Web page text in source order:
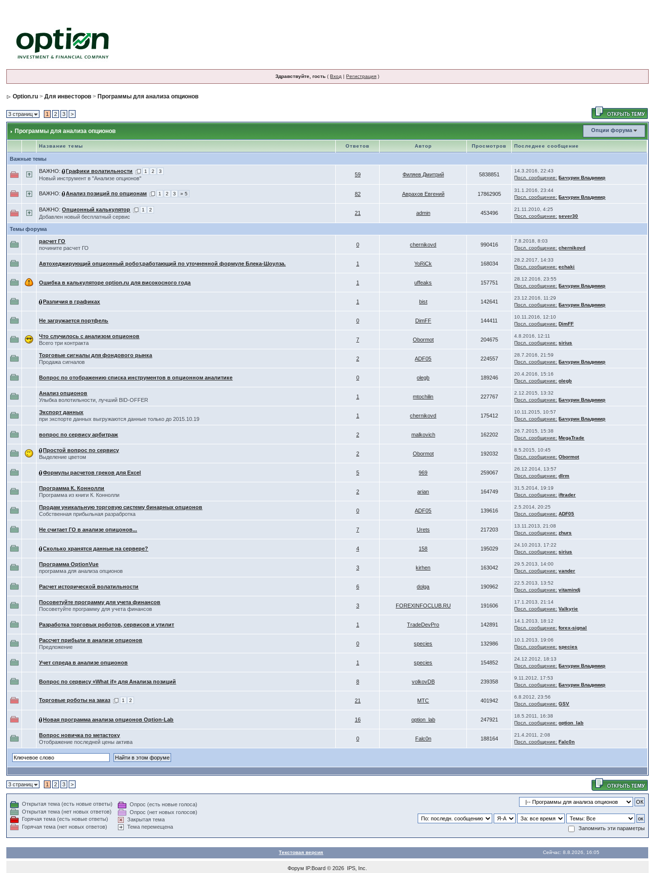
Здравствуйте, гость (Вход |Регистрация )
Option.ru >Для инвесторов > Программы для анализа опционов
3 страниц 1 2 3 >
Программы для анализа опционов Опции форума
Название темы Ответов Автор Просмотров Последнее сообщение
Важные темы
ВАЖНО: Графики волатильности 1 2 3
Новый инструмент в "Анализе опционов"
59 Филяев Дмитрий 5838851
14.3.2016, 22:43
Посл. сообщение: Бачурин Владимир
ВАЖНО: Анализ позиций по опционам 1 2 3 » 5 82 Аврахов Евгений 17862905
31.1.2016, 23:44
Посл. сообщение: Бачурин Владимир
ВАЖНО:Опционный калькулятор 1 2
Добавлен новый бесплатный сервис
21 admin 453496
21.11.2010, 4:25
Посл. сообщение: sever30
Темы форума
расчет ГО
почините расчет ГО
0 chernikovd 990416
7.8.2018, 8:03
Посл. сообщение: chernikovd
Автохеджирующий опционный робот,работающий по уточненной формуле Блека-Шоулза. 1 YoRiCk 168034
28.2.2017, 14:33
Посл. сообщение: echaki
Ошибка в калькуляторе option.ru для високосного года 1 uffeaks 157751
28.12.2016, 23:55
Посл. сообщение: Бачурин Владимир
Различия в графиках 1 bist 142641
23.12.2016, 11:29
Посл. сообщение: Бачурин Владимир
Не загружается портфель 0 DimFF 144411
10.11.2016, 12:10
Посл. сообщение: DimFF
Что случилось с анализом опционов
Всего три контракта
7 Obormot 204675
4.8.2016, 12:11
Посл. сообщение: sirius
Торговые сигналы для фондового рынка
Продажа сигналов
2 ADF05 224557
28.7.2016, 21:59
Посл. сообщение: Бачурин Владимир
Вопрос по отображению списка инструментов в опционном аналитике 0 olegb 189246
20.4.2016, 15:16
Посл. сообщение: olegb
Анализ опционов
Улыбка волотильности, лучший BID-OFFER
1 mtochilin 227767
2.12.2015, 13:32
Посл. сообщение: Бачурин Владимир
Экспорт данных
при экспорте данных выгружаются данные только до 2015.10.19
1 chernikovd 175412
10.11.2015, 10:57
Посл. сообщение: Бачурин Владимир
вопрос по сервису арбитраж 2 malkovich 162202
26.7.2015, 15:38
Посл. сообщение: MegaTrade
Простой вопрос по сервису
Выделение цветом
2 Obormot 192032
8.5.2015, 10:45
Посл. сообщение: Obormot
Формулы расчетов греков для Excel 5 969 259067
26.12.2014, 13:57
Посл. сообщение: dlrm
Программа К. Коннолли
Программа из книги К. Коннолли
2 arian 164749
31.5.2014, 19:19
Посл. сообщение: iftrader
Продам уникальную торговую систему бинарных опционов
Собственная прибыльная разрабротка
0 ADF05 139616
2.5.2014, 20:25
Посл. сообщение: ADF05
Не считает ГО в анализе опицонов... 7 Urets 217203
13.11.2013, 21:08
Посл. сообщение: zhurs
Сколько хранятся данные на сервере? 4 158 195029
24.10.2013, 17:22
Посл. сообщение: sirius
Программа OptionVue
программа для анализа опционов
3 kirhen 163042
29.5.2013, 14:00
Посл. сообщение: vander
Расчет исторической волатильности 6 dolga 190962
22.5.2013, 13:52
Посл. сообщение: vitamindj
Посоветуйте программу для учета финансов
Посоветуйте программу для учета финансов
3 FOREXINFOCLUB.RU 191606
17.1.2013, 21:14
Посл. сообщение: Valkyrie
Разработка торговых роботов, сервисов и утилит 1 TradeDevPro 142891
14.1.2013, 18:12
Посл. сообщение: forex-signal
Рассчет прибыли в анализе опционов
Предложение
0 species 132986
10.1.2013, 19:06
Посл. сообщение: species
Учет спреда в анализе опционов 1 species 154852
24.12.2012, 18:13
Посл. сообщение: Бачурин Владимир
Вопрос по сервису «What if» для Анализа позиций 8 volkovDB 239358
9.11.2012, 17:53
Посл. сообщение: Бачурин Владимир
Торговые роботы на заказ 1 2 21 МТС 401942
6.8.2012, 23:56
Посл. сообщение: GSV
Новая программа анализа опционов Option-Lab 16 option_lab 247921
18.5.2011, 16:38
Посл. сообщение: option_lab
Вопрос новичка по метастоку
Отображение последней цены актива
0 Falc0n 188164
21.4.2011, 2:08
Посл. сообщение: Falc0n
3 страниц 1 2 3 >
Открытая тема (есть новые ответы)
Открытая тема (нет новых ответов)
Горячая тема (есть новые ответы)
Горячая тема (нет новых ответов)
Опрос (есть новые голоса)
Опрос (нет новых голосов)
Закрытая тема
Тема перемещена
Запомнить эти параметры
Текстовая версия Сейчас: 8.8.2026, 16:05
Форум IP.Board © 2026 IPS, Inc